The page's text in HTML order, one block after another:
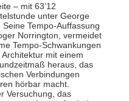
– mit 63’12
unter George
Tempo-Auffassung
Norrington, vermeidet
Tempo-Schwankungen
mit einem
heraus, das
Verbindungen
hörbar macht.
Versuchung, das